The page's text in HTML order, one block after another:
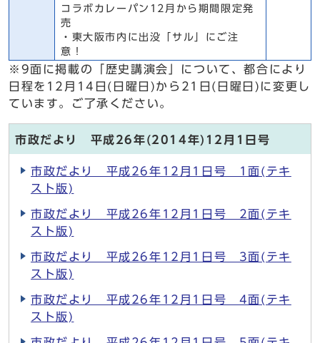
コラボカレーパン12月から期間限定発
売
・東大阪市内に出没「サル」にご注
意！
※9面に掲載の「歴史講演会」について、都合により
日程を12月14日(日曜日)から21日(日曜日)に変更し
ています。ご了承ください。
市政だより 平成26年(2014年)12月1日号
市政だより 平成26年12月1日号 1面(テキ
スト版)
市政だより 平成26年12月1日号 2面(テキ
スト版)
市政だより 平成26年12月1日号 3面(テキ
スト版)
市政だより 平成26年12月1日号 4面(テキ
スト版)